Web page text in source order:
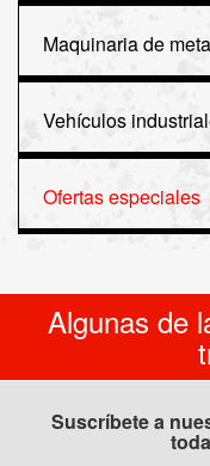
Maquinaria de
Vehículos
Ofertas especiales
Algunas de
Suscríbete a